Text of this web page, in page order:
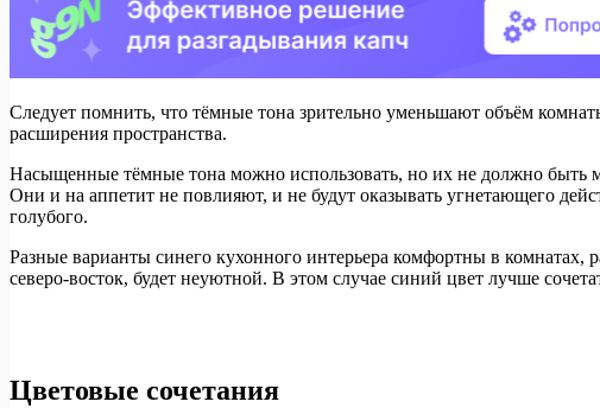
Следует помнить, что тёмные тона зрительно уменьшают объём
расширения пространства.
Насыщенные тёмные тона можно использовать, но их не должно быть
Они и на аппетит не повлияют, и не будут оказывать угнетающего
голубого.
Разные варианты синего кухонного интерьера комфортны в
северо-восток, будет неуютной. В этом случае синий цвет лучше
Цветовые сочетания